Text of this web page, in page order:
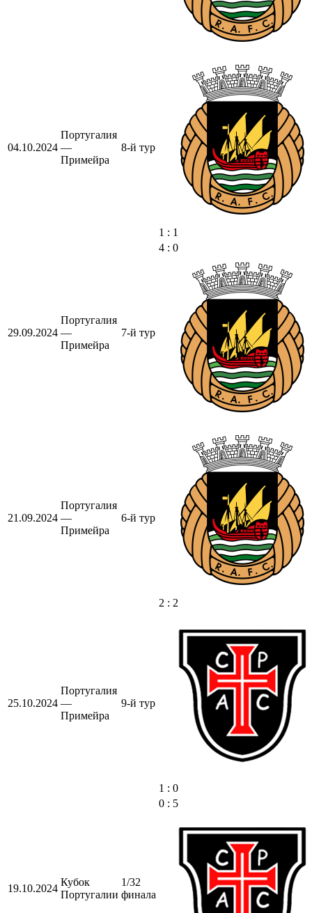
04.10.2024
Португалия
—
Примейра
8-й тур
1 : 1
29.09.2024
Португалия
—
Примейра
7-й тур
4 : 0
21.09.2024
Португалия
—
Примейра
6-й тур
2 : 2
25.10.2024
Португалия
—
Примейра
9-й тур
1 : 0
19.10.2024
Кубок
Португалии
1/32
финала
0 : 5